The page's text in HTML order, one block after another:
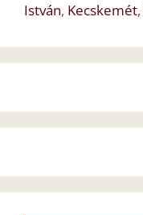
István, Kecskemét,